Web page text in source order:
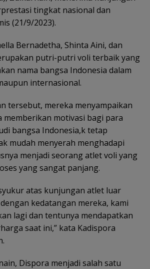
tingkat nasional dan
(21/9/2023).
Bernadetha, Shinta Aini, dan
putri-putri voli terbaik yang
nama bangsa Indonesia dalam
internasional.
tersebut, mereka menyampaikan
memberikan motivasi bagi para
bangsa Indonesia,k tetap
mudah menyerah menghadapi
menjadi seorang atlet voli yang
yang sangat panjang.
atas kunjungan atlet luar
kedatangan mereka, kami
lagi dan tentunya mendapatkan
saat ini,” kata Kadispora
Dispora menjadi salah satu